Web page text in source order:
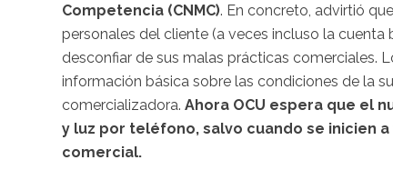
Competencia (CNMC). En concreto, advirtió
personales del cliente (a veces incluso la
desconfiar de sus malas prácticas comerciales.
información básica sobre las condiciones de la
comercializadora. Ahora OCU espera que el
y luz por teléfono, salvo cuando se inicien
comercial.